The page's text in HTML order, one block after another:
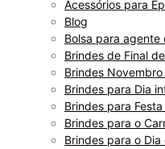
Acessórios para
Blog
Bolsa para
Brindes de Final
Brindes Novembro
Brindes para Dia
Brindes para
Brindes para o
Brindes para o Dia